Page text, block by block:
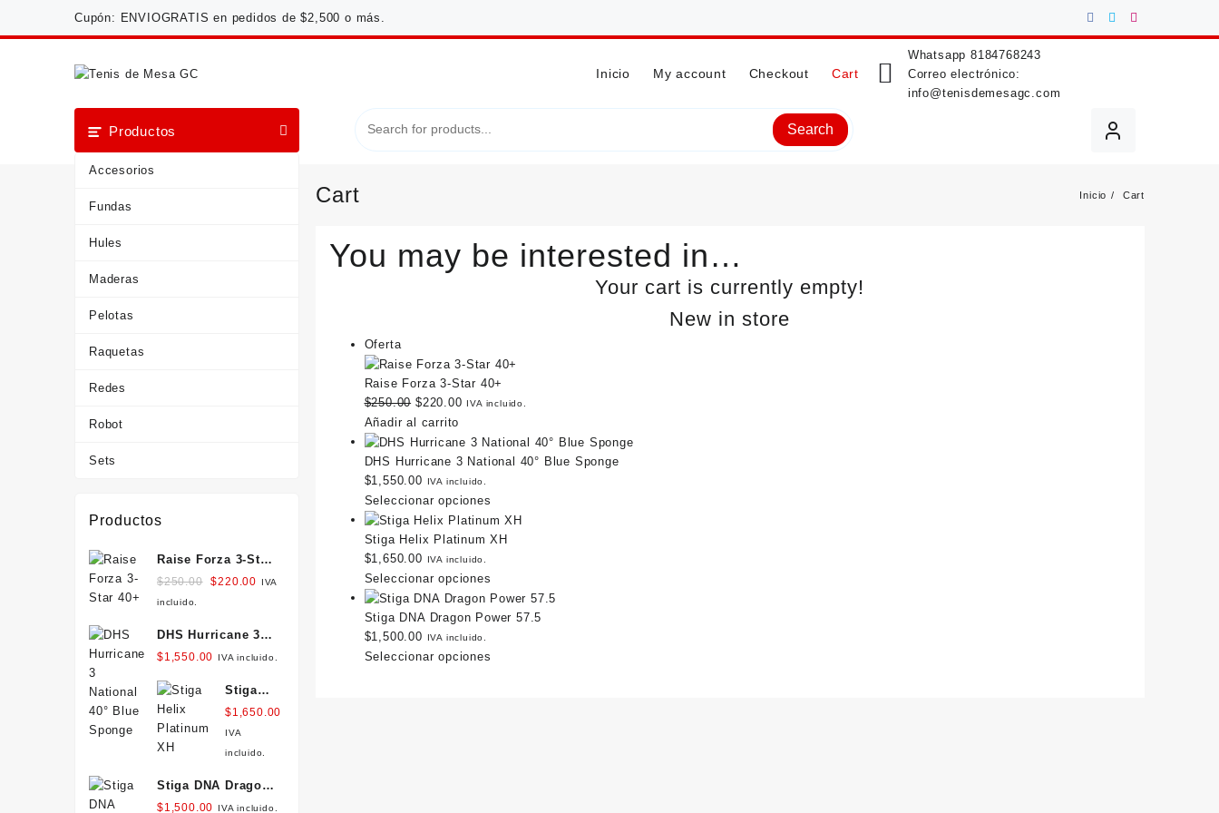
Cupón: ENVIOGRATIS en pedidos de $2,500 o más.
Inicio My account Checkout Cart
Whatsapp 8184768243
Correo electrónico:
info@tenisdemesagc.com
Productos
Accesorios
Fundas
Hules
Maderas
Pelotas
Raquetas
Redes
Robot
Sets
Search
Cart Inicio Cart
You may be interested in…
Your cart is currently empty!
New in store
OfertaProducto
en
oferta
Raise Forza 3-Star 40+
$250.00 Original
price
was:
$250.00.
$220.00Current
is:
$220.00.
IVA incluido.
Añadir al carrito
DHS Hurricane 3 National 40° Blue Sponge
$1,550.00 IVA incluido.
Seleccionar opciones
Stiga Helix Platinum XH
$1,650.00 IVA incluido.
Seleccionar opciones
Stiga DNA Dragon Power 57.5
$1,500.00 IVA incluido.
Seleccionar opciones
Productos
Raise Forza 3-Star
40+
$250.00 Original
$250.00.
$220.00 Current
$220.00.
IVA
incluido.
DHS Hurricane 3
National 40° Blue
$1,550.00 IVA incluido.
Stiga
Helix
Platinum
XH
$1,650.00
IVA
incluido.
Stiga DNA Dragon
Power 57.5
$1,500.00 IVA incluido.